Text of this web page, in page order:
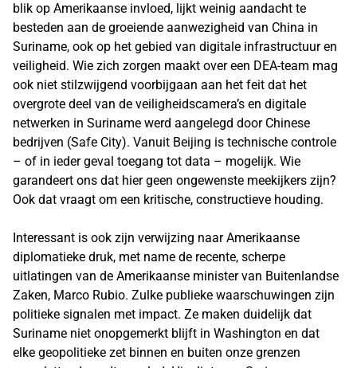
blik op Amerikaanse invloed, lijkt weinig aandacht te
besteden aan de groeiende aanwezigheid van China in
Suriname, ook op het gebied van digitale infrastructuur en
veiligheid. Wie zich zorgen maakt over een DEA-team mag
ook niet stilzwijgend voorbijgaan aan het feit dat het
overgrote deel van de veiligheidscamera’s en digitale
netwerken in Suriname werd aangelegd door Chinese
bedrijven (Safe City). Vanuit Beijing is technische controle
– of in ieder geval toegang tot data – mogelijk. Wie
garandeert ons dat hier geen ongewenste meekijkers zijn?
Ook dat vraagt om een kritische, constructieve houding.
Interessant is ook zijn verwijzing naar Amerikaanse
diplomatieke druk, met name de recente, scherpe
uitlatingen van de Amerikaanse minister van Buitenlandse
Zaken, Marco Rubio. Zulke publieke waarschuwingen zijn
politieke signalen met impact. Ze maken duidelijk dat
Suriname niet onopgemerkt blijft in Washington en dat
elke geopolitieke zet binnen en buiten onze grenzen